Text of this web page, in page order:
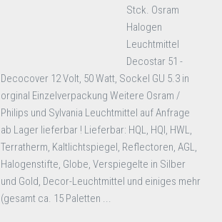
Stck. Osram
Halogen
Leuchtmittel
Decostar 51 -
Decocover 12 Volt, 50 Watt, Sockel GU 5.3 in
orginal Einzelverpackung Weitere Osram /
Philips und Sylvania Leuchtmittel auf Anfrage
ab Lager lieferbar ! Lieferbar: HQL, HQI, HWL,
Terratherm, Kaltlichtspiegel, Reflectoren, AGL,
Halogenstifte, Globe, Verspiegelte in Silber
und Gold, Decor-Leuchtmittel und einiges mehr
(gesamt ca. 15 Paletten ...